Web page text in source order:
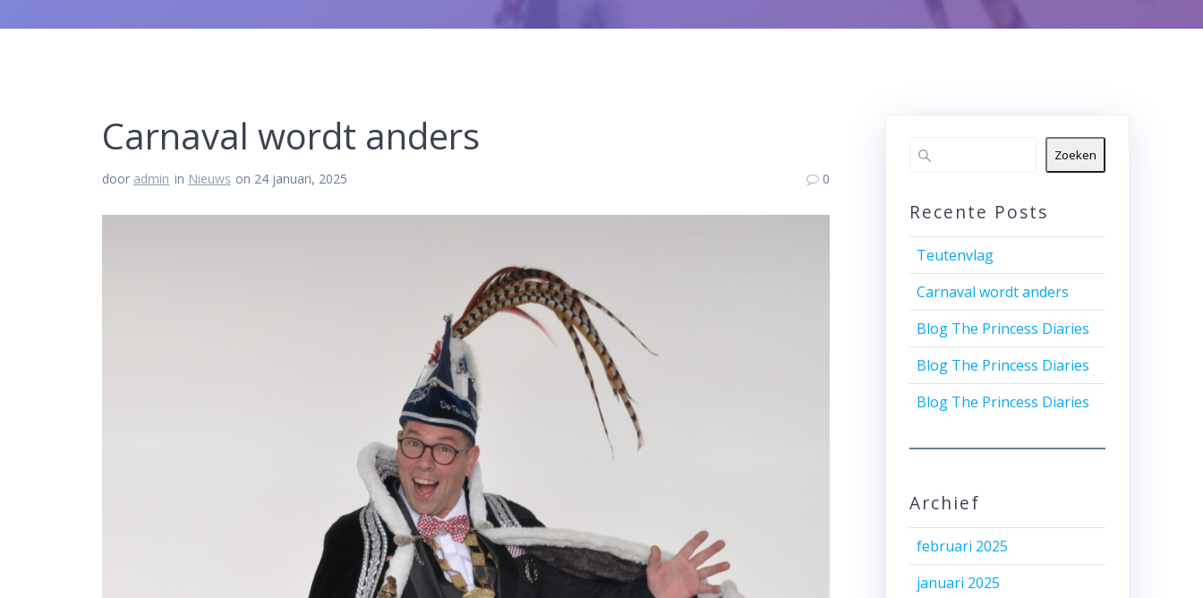
Carnaval wordt anders
door admin in Nieuws on 24 januari, 2025 0
Zoeken
Recente Posts
Teutenvlag
Carnaval wordt anders
Blog The Princess Diaries
Blog The Princess Diaries
Blog The Princess Diaries
Archief
februari 2025
januari 2025